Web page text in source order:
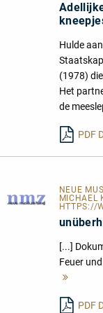
Hulde
(1978)
Het
de
PDF
NEUE
MICHAEL
HTTPS://
[...]
Feuer
PDF